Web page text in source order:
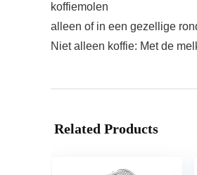
koffiemolen
alleen of in een gezellige
Niet alleen koffie: Met de
Related Products